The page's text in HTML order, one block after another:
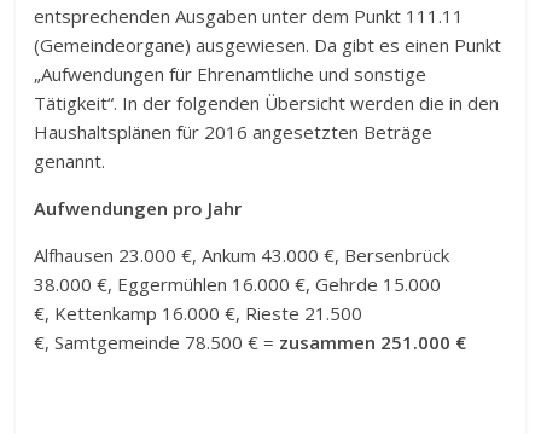
entsprechenden Ausgaben unter dem Punkt 111.11
(Gemeindeorgane) ausgewiesen. Da gibt es einen Punkt
„Aufwendungen für Ehrenamtliche und sonstige
Tätigkeit“. In der folgenden Übersicht werden die in den
Haushaltsplänen für 2016 angesetzten Beträge
genannt.
Aufwendungen pro Jahr
Alfhausen 23.000 €, Ankum 43.000 €, Bersenbrück
38.000 €, Eggermühlen 16.000 €, Gehrde 15.000
€, Kettenkamp 16.000 €, Rieste 21.500
€, Samtgemeinde 78.500 € = zusammen 251.000 €